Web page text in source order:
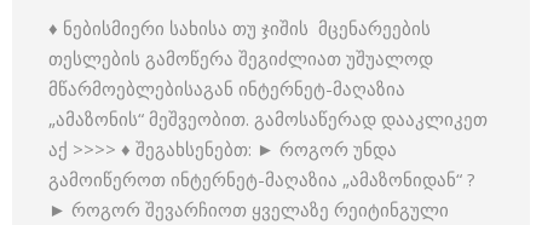
♦ ნებისმიერი სახისა თუ ჯიშის მცენარეების
თესლების გამოწერა შეგიძლიათ უშუალოდ
მწარმოებლებისაგან ინტერნეტ-მაღაზია
„ამაზონის“ მეშვეობით. გამოსაწერად დააკლიკეთ
აქ >>>> ♦ შეგახსენებთ: ► როგორ უნდა
გამოიწეროთ ინტერნეტ-მაღაზია „ამაზონიდან“ ?
► როგორ შევარჩიოთ ყველაზე რეიტინგული